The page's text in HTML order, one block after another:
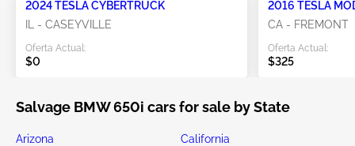
2024 TESLA CYBERTRUCK
IL - CASEYVILLE
Oferta Actual:
$0
2016 TESLA
CA - FREMONT
Oferta Actual:
$325
Salvage BMW 650i cars for sale by State
Arizona
California